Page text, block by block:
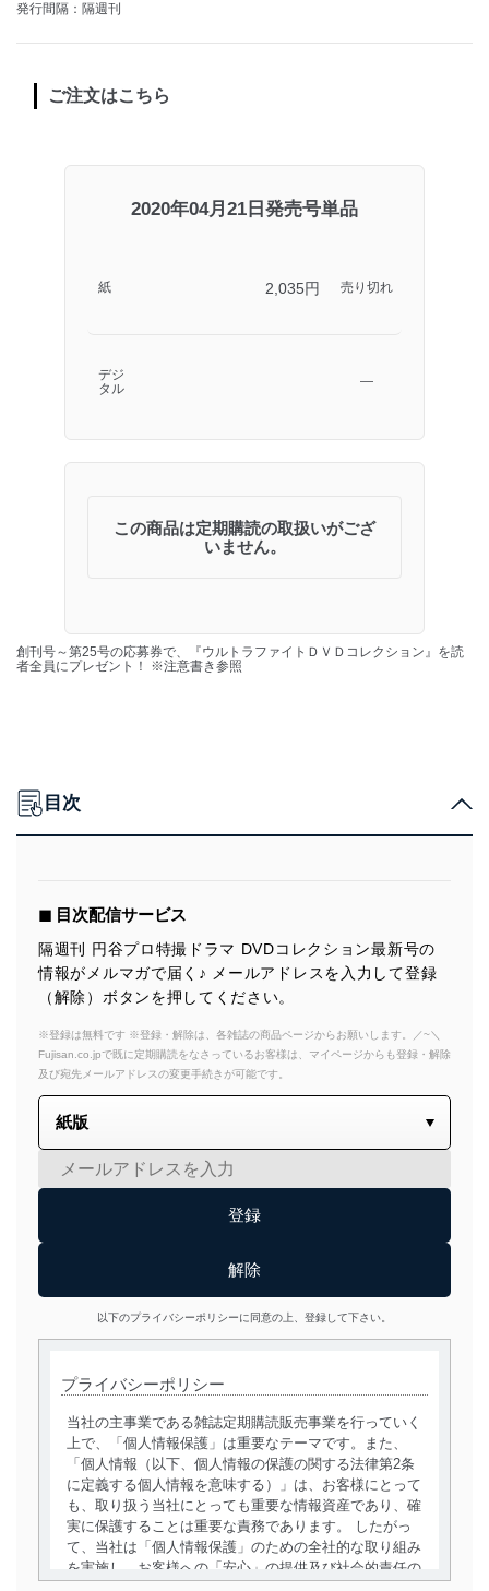
発行間隔：隔週刊
ご注文はこちら
2020年04月21日発売号単品
紙 2,035円 売り切れ
デジ
タル
―
この商品は定期購読の取扱いがござ
いません。
創刊号～第25号の応募券で、『ウルトラファイトＤＶＤコレクション』を読
者全員にプレゼント！ ※注意書き参照
目次
◼︎ 目次配信サービス
隔週刊 円谷プロ特撮ドラマ DVDコレクション最新号の
情報がメルマガで届く♪ メールアドレスを入力して登録
（解除）ボタンを押してください。
※登録は無料です ※登録・解除は、各雑誌の商品ページからお願いします。／~＼
Fujisan.co.jpで既に定期購読をなさっているお客様は、マイページからも登録・解除
及び宛先メールアドレスの変更手続きが可能です。
以下のプライバシーポリシーに同意の上、登録して下さい。
プライバシーポリシー
当社の主事業である雑誌定期購読販売事業を行っていく
上で、「個人情報保護」は重要なテーマです。また、
「個人情報（以下、個人情報の保護の関する法律第2条
に定義する個人情報を意味する）」は、お客様にとって
も、取り扱う当社にとっても重要な情報資産であり、確
実に保護することは重要な責務であります。 したがっ
て、当社は「個人情報保護」のための全社的な取り組み
を実施し、お客様への「安心」の提供及び社会的責任の